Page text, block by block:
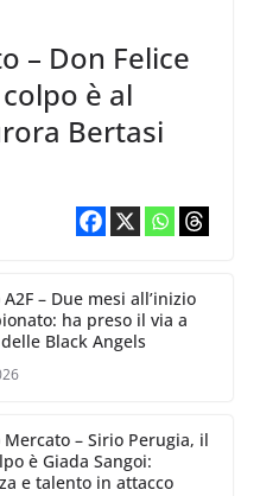
– Don Felice
è al
Bertasi
– Due mesi all’inizio
ha preso il via a
Black Angels
Mercato – Sirio Perugia, il
è Giada Sangoi:
e talento in attacco